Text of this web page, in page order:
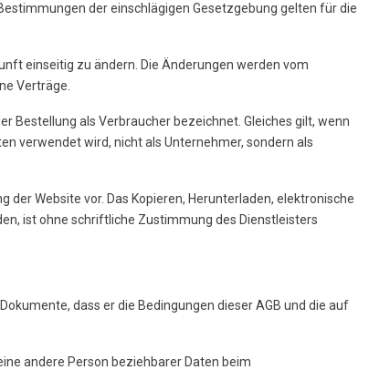
der einschlägigen Gesetzgebung gelten für die
einseitig zu ändern. Die Änderungen werden vom
Verträge.
Bestellung als Verbraucher bezeichnet. Gleiches gilt, wenn
verwendet wird, nicht als Unternehmer, sondern als
Website vor. Das Kopieren, Herunterladen, elektronische
ist ohne schriftliche Zustimmung des Dienstleisters
dass er die Bedingungen dieser AGB und die auf
andere Person beziehbarer Daten beim